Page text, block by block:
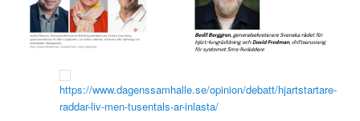
https://www.dagenssamhalle.se/opinion/debatt/hjartstartare-
raddar-liv-men-tusentals-ar-inlasta/